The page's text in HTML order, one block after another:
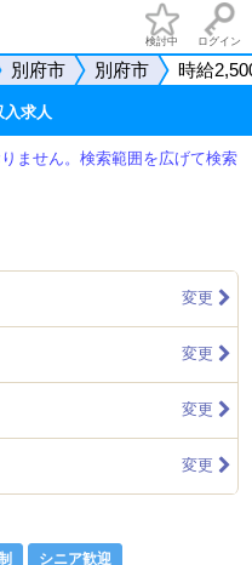
検討中 ログイン
別府市 別府市 時給
入求人
ません。検索範囲を広げて検索
変更
変更
変更
変更
シニア歓迎